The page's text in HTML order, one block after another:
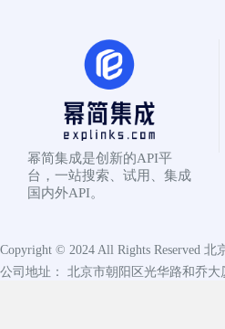
幂简集成是创新的API平
台，一站搜索、试用、集成
国内外API。
Copyright © 2024 All Rights Reserved 北
公司地址： 北京市朝阳区光华路和乔大